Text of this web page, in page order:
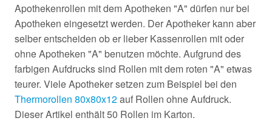
Apothekenrollen mit dem Apotheken "A" dürfen nur bei
Apotheken eingesetzt werden. Der Apotheker kann aber
selber entscheiden ob er lieber Kassenrollen mit oder
ohne Apotheken "A" benutzen möchte. Aufgrund des
farbigen Aufdrucks sind Rollen mit dem roten "A" etwas
teurer. Viele Apotheker setzen zum Beispiel bei den
Thermorollen 80x80x12auf Rollen ohne Aufdruck.
Dieser Artikel enthält 50 Rollen im Karton.